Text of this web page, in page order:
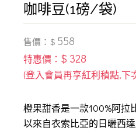
咖啡豆(1磅/袋)
售價：$ 558
特惠價： $ 328
橙果甜香是一款100%阿拉
以來自衣索比亞的日曬西